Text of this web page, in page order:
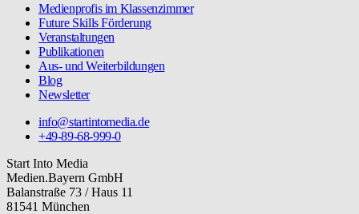
Medienprofis im Klassenzimmer
Future Skills Förderung
Veranstaltungen
Publikationen
Aus- und Weiterbildungen
Blog
Newsletter
info@startintomedia.de
+49-89-68-999-0
Start Into Media
Medien.Bayern GmbH
Balanstraße 73 / Haus 11
81541 München